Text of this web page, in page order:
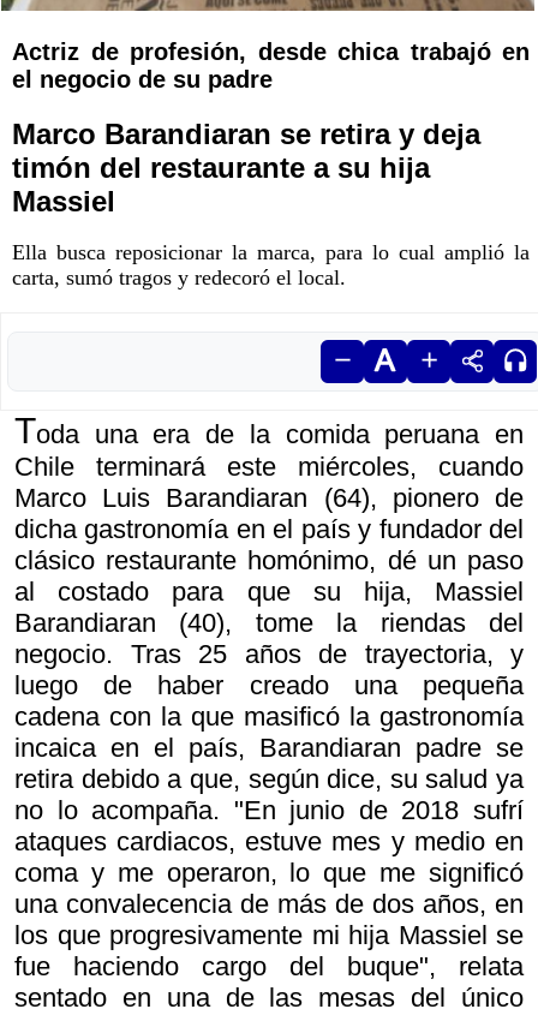
Actriz de profesión, desde chica trabajó en
el negocio de su padre
Marco Barandiaran se retira y deja
timón del restaurante a su hija
Massiel
Ella busca reposicionar la marca, para lo cual amplió la
carta, sumó tragos y redecoró el local.
Toda una era de la comida peruana en
Chile terminará este miércoles, cuando
Marco Luis Barandiaran (64), pionero de
dicha gastronomía en el país y fundador del
clásico restaurante homónimo, dé un paso
al costado para que su hija, Massiel
Barandiaran (40), tome la riendas del
negocio. Tras 25 años de trayectoria, y
luego de haber creado una pequeña
cadena con la que masificó la gastronomía
incaica en el país, Barandiaran padre se
retira debido a que, según dice, su salud ya
no lo acompaña. "En junio de 2018 sufrí
ataques cardiacos, estuve mes y medio en
coma y me operaron, lo que me significó
una convalecencia de más de dos años, en
los que progresivamente mi hija Massiel se
fue haciendo cargo del buque", relata
sentado en una de las mesas del único